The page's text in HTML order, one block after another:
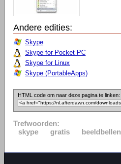
Andere edities:
Skype
Skype for Pocket PC
Skype for Linux
Skype (PortableApps)
HTML code om naar deze pagina te linken:
Trefwoorden:
skype
gratis beeldbellen